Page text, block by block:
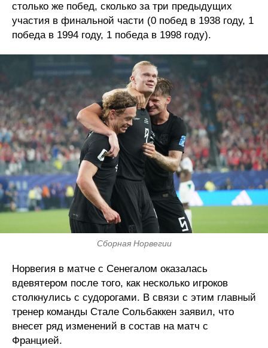
столько же побед, сколько за три предыдущих
участия в финальной части (0 побед в 1938 году, 1
победа в 1994 году, 1 победа в 1998 году).
Сборная Норвегии
Норвегия в матче с Сенегалом оказалась
вдевятером после того, как несколько игроков
столкнулись с судорогами. В связи с этим главный
тренер команды Стале Сольбаккен заявил, что
внесет ряд изменений в состав на матч с
Францией.